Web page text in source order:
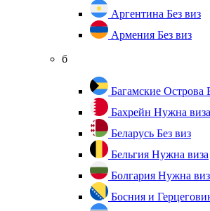
Аргентина Без виз
Армения Без виз
б
Багамские Острова
Бахрейн Нужна виза
Беларусь Без виз
Бельгия Нужна виза
Болгария Нужна
Босния и